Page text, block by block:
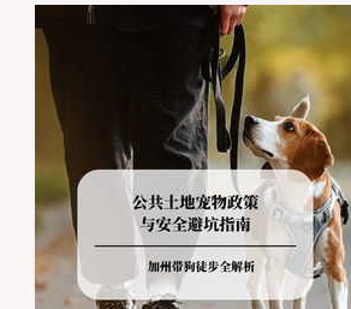
交通局 (Caltrans) 严格的防滑链管制
(Chain Controls)。 不了解这些规定，不
仅可能面临高额罚单或被公路巡警
（CHP）劝返，更可能在冰雪路面上引
发严重的安全事故。本文将为您系统解
析加州的防滑链政策，帮助您明确自己
的车型在不同路况下的具体要求，并为
出行做好充足准备。 一、 核心概念：看
懂加州 R1, R2, R3 管制级别 当恶劣天气
来袭，加州交通局会在公路上启动防滑
链管制，并通过电子路牌指示当前的管